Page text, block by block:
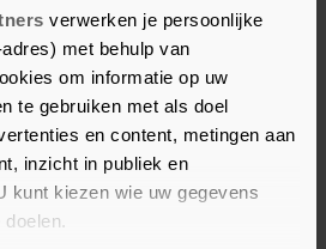
verwerken je persoonlijke
met behulp van
om informatie op uw
te gebruiken met als doel
en content, metingen aan
inzicht in publiek en
kunt kiezen wie uw gegevens